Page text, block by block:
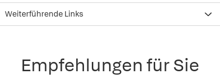
Weiterführende Links
Empfehlungen für Sie